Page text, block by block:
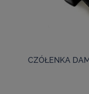
CZÓŁENKA